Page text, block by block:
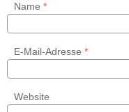
Name *
E-Mail-Adresse *
Website